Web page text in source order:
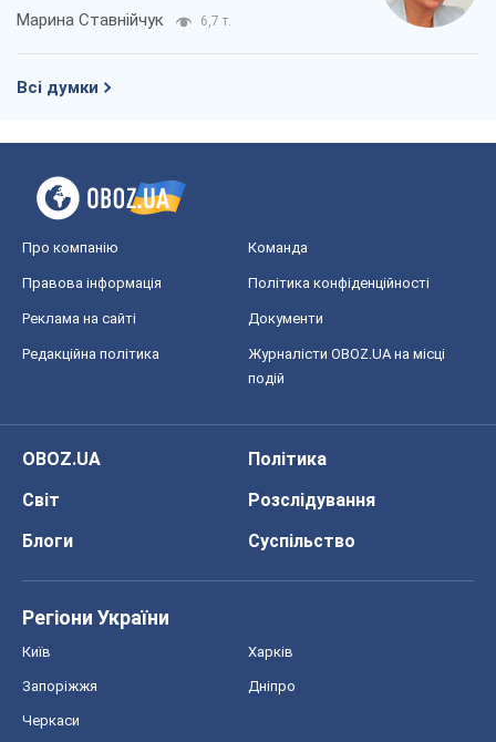
Марина Ставнійчук 6,7 т.
Всі думки
Про компанію Команда
Правова інформація Політика конфіденційності
Реклама на сайті Документи
Редакційна політика
Журналісти OBOZ.UA на місці
подій
OBOZ.UA
Політика
Світ
Розслідування
Блоги
Суспільство
Регіони України
Київ Харків
Запоріжжя Дніпро
Черкаси